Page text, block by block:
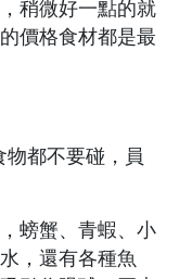
稍微好一點的就
價格食材都是最
螃蟹、青蝦、小
，還有各種魚